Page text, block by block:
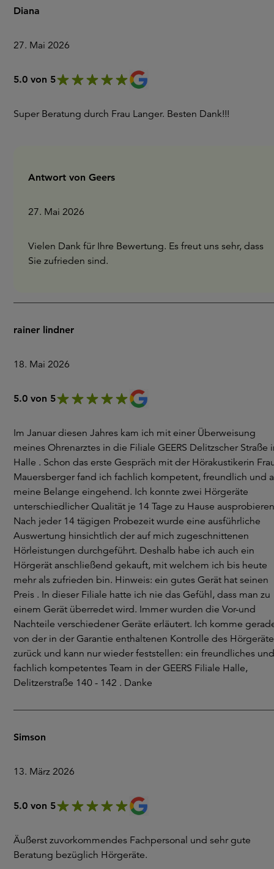
Diana
27. Mai 2026
5.0 von 5
Super Beratung durch Frau Langer. Besten Dank!!!
Antwort von Geers
27. Mai 2026
Vielen Dank für Ihre Bewertung. Es freut uns sehr, dass
Sie zufrieden sind.
rainer lindner
18. Mai 2026
5.0 von 5
Im Januar diesen Jahres kam ich mit einer Überweisung
meines Ohrenarztes in die Filiale GEERS Delitzscher Straße
Halle . Schon das erste Gespräch mit der Hörakustikerin
Mauersberger fand ich fachlich kompetent, freundlich und
meine Belange eingehend. Ich konnte zwei Hörgeräte
unterschiedlicher Qualität je 14 Tage zu Hause
Nach jeder 14 tägigen Probezeit wurde eine ausführliche
Auswertung hinsichtlich der auf mich zugeschnittenen
Hörleistungen durchgeführt. Deshalb habe ich auch ein
Hörgerät anschließend gekauft, mit welchem ich bis heute
mehr als zufrieden bin. Hinweis: ein gutes Gerät hat seinen
Preis . In dieser Filiale hatte ich nie das Gefühl, dass man zu
einem Gerät überredet wird. Immer wurden die Vor-und
Nachteile verschiedener Geräte erläutert. Ich komme
von der in der Garantie enthaltenen Kontrolle des
zurück und kann nur wieder feststellen: ein freundliches und
fachlich kompetentes Team in der GEERS Filiale Halle,
Delitzerstraße 140 - 142 . Danke
Simson
13. März 2026
5.0 von 5
Äußerst zuvorkommendes Fachpersonal und sehr gute
Beratung bezüglich Hörgeräte.